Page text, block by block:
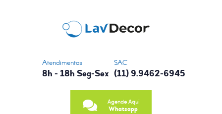
Atendimentos
8h - 18h Seg-Sex
SAC
(11) 9.9462-6945
Agende Aqui
Whatsapp
NOSSA HISTÓRIA
SERVIÇOS